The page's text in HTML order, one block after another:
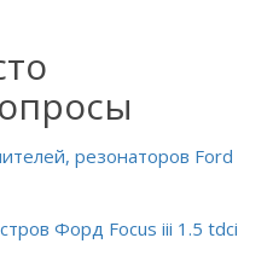
резонаторов Ford
Форд Focus iii 1.5 tdci